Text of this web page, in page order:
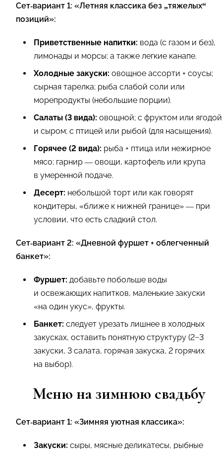
Сет‑вариант 1: «Летняя классика без „тяжелых“
позиций»:
Приветственные напитки: вода (с газом и без),
лимонады и морсы; а также легкие канапе.
Холодные закуски: овощное ассорти + соусы;
сырная тарелка; рыба слабой соли или
морепродукты (небольшие порции).
Салаты (3 вида): овощной; с фруктом или ягодой
и сыром; с птицей или рыбой (для насыщения).
Горячее (2 вида): рыба + птица или нежирное
мясо; гарнир — овощи, картофель или крупа
в умеренной подаче.
Десерт: небольшой торт или как говорят
кондитеры, «ближе к нижней границе» — при
условии, что есть сладкий стол.
Сет‑вариант 2: «Дневной фуршет + облегченный
банкет»:
Фуршет: добавьте побольше воды
и освежающих напитков, маленькие закуски
«на один укус», фрукты.
Банкет: следует урезать лишнее в холодных
закусках, оставить понятную структуру (2−3
закуски, 3 салата, горячая закуска, 2 горячих
на выбор).
Меню на зимнюю свадьбу
Сет‑вариант 1: «Зимняя уютная классика»:
Закуски: сыры, мясные деликатесы, рыбные